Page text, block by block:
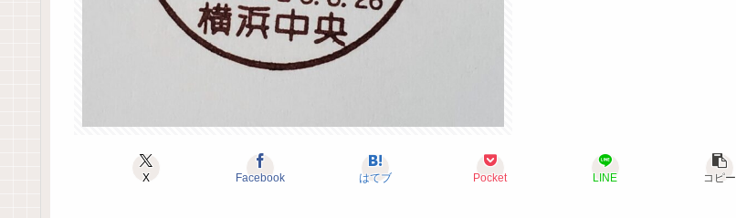
X Facebook はてブ Pocket LINE コピー